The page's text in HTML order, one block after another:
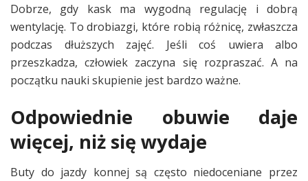
Dobrze, gdy kask ma wygodną regulację i dobrą
wentylację. To drobiazgi, które robią różnicę, zwłaszcza
podczas dłuższych zajęć. Jeśli coś uwiera albo
przeszkadza, człowiek zaczyna się rozpraszać. A na
początku nauki skupienie jest bardzo ważne.
Odpowiednie obuwie daje
więcej, niż się wydaje
Buty do jazdy konnej są często niedoceniane przez